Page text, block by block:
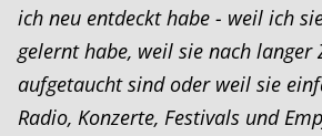
ich neu entdeckt habe - weil ich
gelernt habe, weil sie nach langer
aufgetaucht sind oder weil sie
Radio, Konzerte, Festivals und